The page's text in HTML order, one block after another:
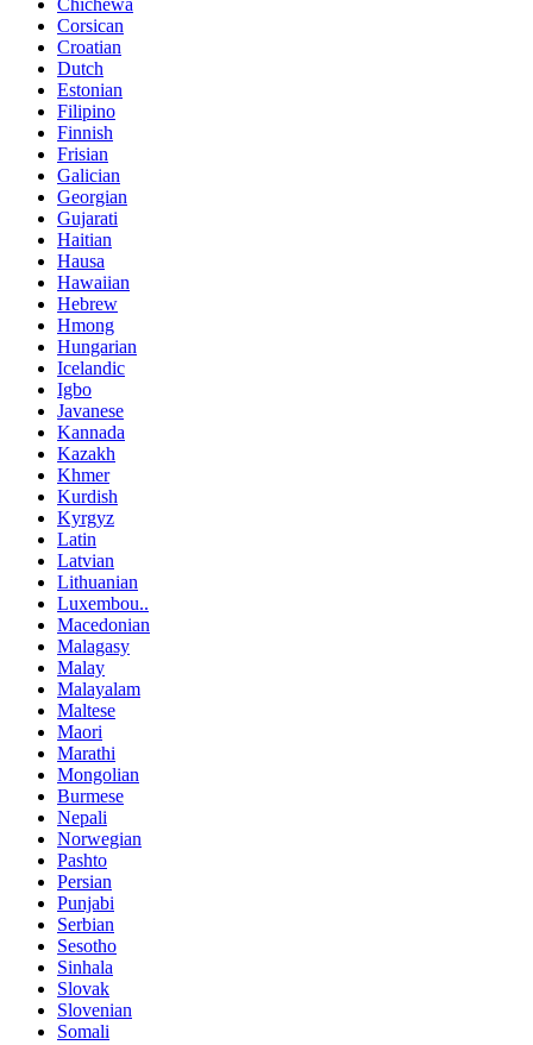
Corsican
Croatian
Dutch
Estonian
Filipino
Finnish
Frisian
Galician
Georgian
Gujarati
Haitian
Hausa
Hawaiian
Hebrew
Hmong
Hungarian
Icelandic
Igbo
Javanese
Kannada
Kazakh
Khmer
Kurdish
Kyrgyz
Latin
Latvian
Lithuanian
Luxembou..
Macedonian
Malagasy
Malay
Malayalam
Maltese
Maori
Marathi
Mongolian
Burmese
Nepali
Norwegian
Pashto
Persian
Punjabi
Serbian
Sesotho
Sinhala
Slovak
Slovenian
Somali